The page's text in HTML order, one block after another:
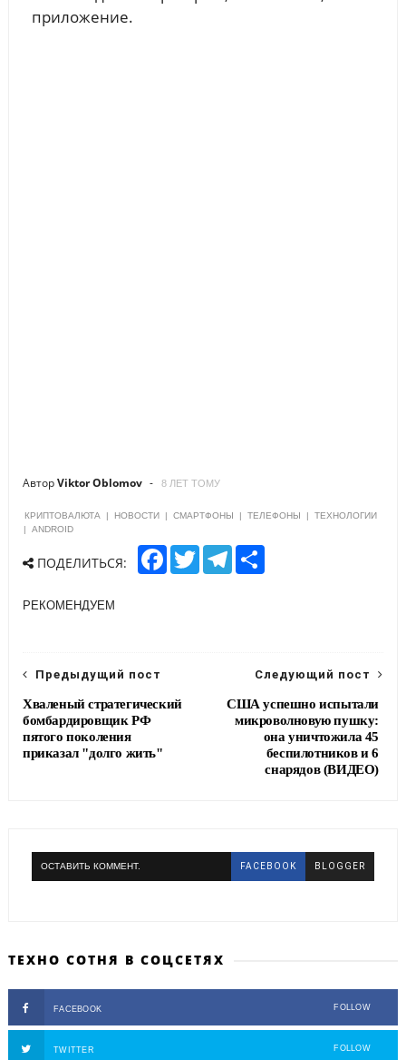
приложение.
АвторViktor Oblomov 8 ЛЕТ ТОМУ
КРИПТОВАЛЮТА | НОВОСТИ | СМАРТФОНЫ | ТЕЛЕФОНЫ |
ТЕХНОЛОГИИ
|
ANDROID
ПОДЕЛИТЬСЯ:
F
T
T
e
S
РЕКОМЕНДУЕМ
Следующий пост
США успешно испытали
микроволновую пушку:
она уничтожила 45
беспилотников и 6
снарядов (ВИДЕО)
Предыдущий пост
Хваленый стратегический
бомбардировщик РФ
пятого поколения
приказал "долго жить"
ОСТАВИТЬ КОММЕНТ. FACEBOOK BLOGGER
ТЕХНО СОТНЯ В СОЦСЕТЯХ
FACEBOOK FOLLOW
TWITTER FOLLOW